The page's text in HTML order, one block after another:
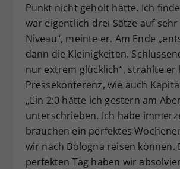
Punkt nicht geholt hätte. Ich
war eigentlich drei Sätze auf
Niveau“, meinte er. Am Ende
dann die Kleinigkeiten.
nur extrem glücklich“, strahlte er
Pressekonferenz, wie auch
„Ein 2:0 hätte ich gestern am
unterschrieben. Ich habe
brauchen ein perfektes
wir nach Bologna reisen können.
perfekten Tag haben wir